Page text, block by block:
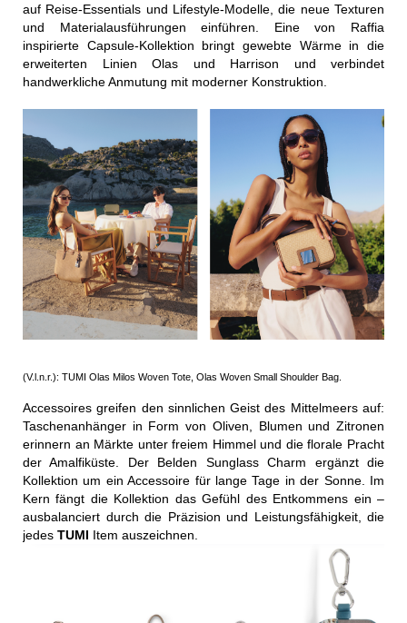
auf Reise-Essentials und Lifestyle-Modelle, die neue Texturen
und Materialausführungen einführen. Eine von Raffia
inspirierte Capsule-Kollektion bringt gewebte Wärme in die
erweiterten Linien Olas und Harrison und verbindet
handwerkliche Anmutung mit moderner Konstruktion.
(V.l.n.r.): TUMI Olas Milos Woven Tote, Olas Woven Small Shoulder Bag.
Accessoires greifen den sinnlichen Geist des Mittelmeers auf:
Taschenanhänger in Form von Oliven, Blumen und Zitronen
erinnern an Märkte unter freiem Himmel und die florale Pracht
der Amalfiküste. Der Belden Sunglass Charm ergänzt die
Kollektion um ein Accessoire für lange Tage in der Sonne. Im
Kern fängt die Kollektion das Gefühl des Entkommens ein –
ausbalanciert durch die Präzision und Leistungsfähigkeit, die
jedes TUMI Item auszeichnen.